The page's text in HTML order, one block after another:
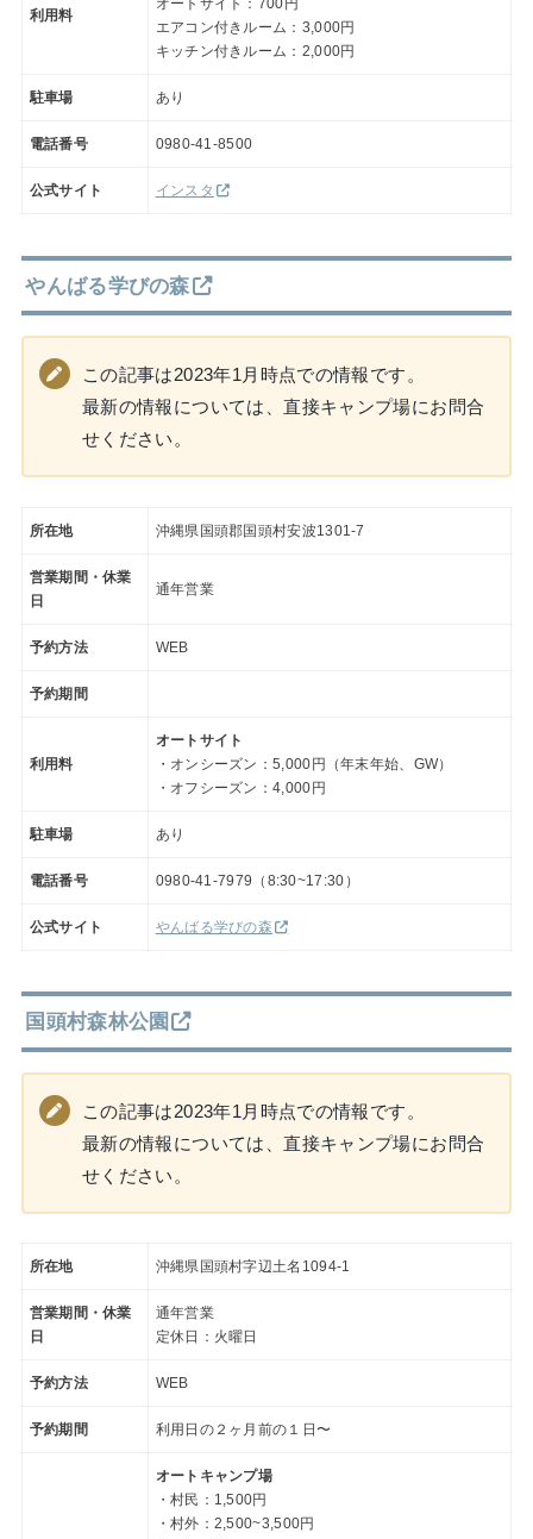
利用料
オートサイト：700円
エアコン付きルーム：3,000円
キッチン付きルーム：2,000円
駐車場 あり
電話番号 0980-41-8500
公式サイト インスタ
やんばる学びの森
この記事は2023年1月時点での情報です。
最新の情報については、直接キャンプ場にお問合
せください。
所在地 沖縄県国頭郡国頭村安波1301-7
営業期間・休業
日
通年営業
予約方法 WEB
予約期間
利用料
オートサイト
・オンシーズン：5,000円（年末年始、GW）
・オフシーズン：4,000円
駐車場 あり
電話番号 0980-41-7979（8:30~17:30）
公式サイト やんばる学びの森
国頭村森林公園
この記事は2023年1月時点での情報です。
最新の情報については、直接キャンプ場にお問合
せください。
所在地 沖縄県国頭村字辺土名1094-1
営業期間・休業
日
通年営業
定休日：火曜日
予約方法 WEB
予約期間 利用日の２ヶ月前の１日〜
オートキャンプ場
・村民：1,500円
・村外：2,500~3,500円